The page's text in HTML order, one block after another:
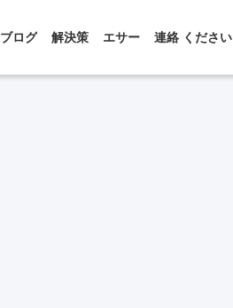
ブログ 解決策 エサー 連絡 ください